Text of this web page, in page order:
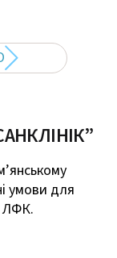
умови для
ЛФК.